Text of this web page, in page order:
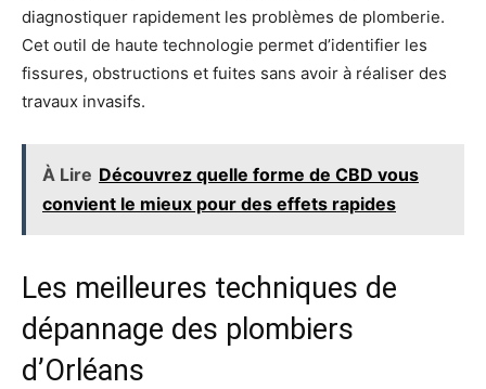
diagnostiquer rapidement les problèmes de plomberie.
Cet outil de haute technologie permet d’identifier les
fissures, obstructions et fuites sans avoir à réaliser des
travaux invasifs.
À Lire Découvrez quelle forme de CBD vous
convient le mieux pour des effets rapides
Les meilleures techniques de
dépannage des plombiers
d’Orléans